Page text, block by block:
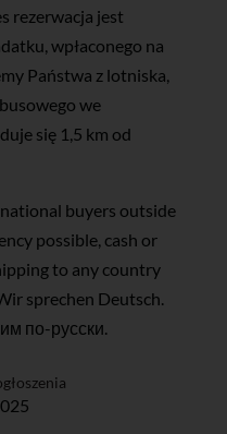
rezerwacja jest
wpłaconego na
Państwa z lotniska,
we
się 1,5 km od
buyers outside
possible, cash or
to any country
sprechen Deutsch.
по-русски.